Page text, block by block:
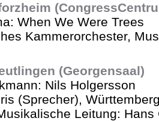
When We Were Trees
Kammerorchester,
(Georgensaal)
Nils Holgersson
(Sprecher),
Leitung: Hans